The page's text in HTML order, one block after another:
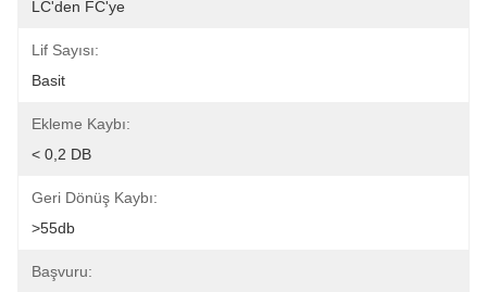
LC'den FC'ye
Lif Sayısı:
Basit
Ekleme Kaybı:
< 0,2 DB
Geri Dönüş Kaybı:
>55db
Başvuru: